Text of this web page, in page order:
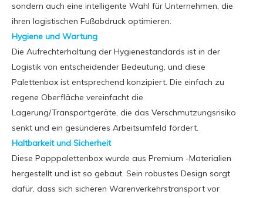
sondern auch eine intelligente Wahl für Unternehmen, die
ihren logistischen Fußabdruck optimieren.
Hygiene und Wartung
Die Aufrechterhaltung der Hygienestandards ist in der
Logistik von entscheidender Bedeutung, und diese
Palettenbox ist entsprechend konzipiert. Die einfach zu
regene Oberfläche vereinfacht die
Lagerung/Transportgeräte, die das Verschmutzungsrisiko
senkt und ein gesünderes Arbeitsumfeld fördert.
Haltbarkeit und Sicherheit
Diese Papppalettenbox wurde aus Premium -Materialien
hergestellt und ist so gebaut. Sein robustes Design sorgt
dafür, dass sich sicheren Warenverkehrstransport vor